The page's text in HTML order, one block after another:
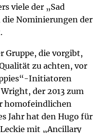
viele der „Sad
Nominierungen der
Gruppe, die vorgibt,
zu achten, vor
Initiatoren
der 2013 zum
homofeindlichen
Jahr hat den Hugo für
mit „Ancillary